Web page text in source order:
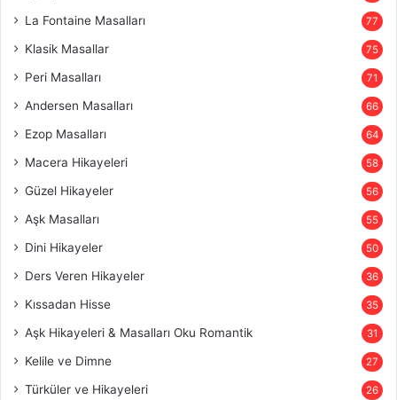
La Fontaine Masalları 77
Klasik Masallar 75
Peri Masalları 71
Andersen Masalları 66
Ezop Masalları 64
Macera Hikayeleri 58
Güzel Hikayeler 56
Aşk Masalları 55
Dini Hikayeler 50
Ders Veren Hikayeler 36
Kıssadan Hisse 35
Aşk Hikayeleri & Masalları Oku Romantik 31
Kelile ve Dimne 27
Türküler ve Hikayeleri 26